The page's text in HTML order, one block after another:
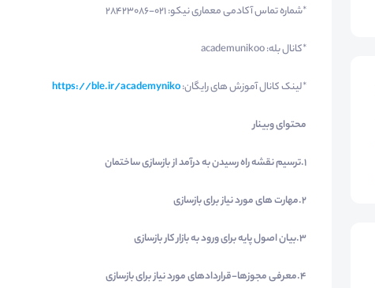
*شماره تماس آکادمی معماری نیکو: 021-28423086
*کانال بله: academunikoo
*لینک کانال آموزش های رایگان:https://ble.ir/academyniko
محتوای وبینار
1.ترسیم نقشه راه رسیدن به درآمد از بازسازی ساختمان
2.مهارت های مورد نیاز برای بازسازی
3.بیان اصول پایه برای ورود به بازار کار بازسازی
4.معرفی مجوزها-قراردادهای مورد نیاز برای بازسازی